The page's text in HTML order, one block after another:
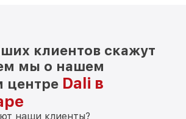
клиентов скажут
мы о нашем
центре Dali в
наши клиенты?